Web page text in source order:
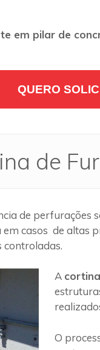
em pilar de
QUERO
de
de perfurações
casos de
controladas.
A
O